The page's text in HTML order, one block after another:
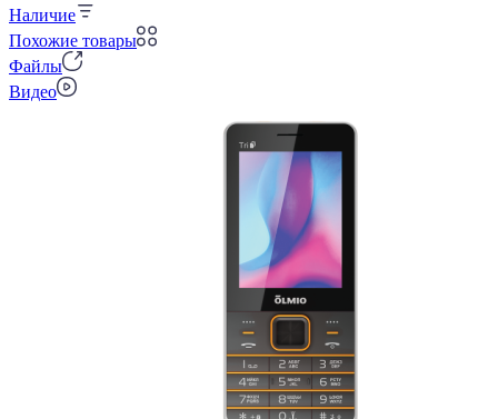
Наличие
Похожие товары
Файлы
Видео